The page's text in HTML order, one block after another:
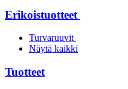
Erikoistuotteet
Turvaruuvit
Näytä kaikki
Tuotteet